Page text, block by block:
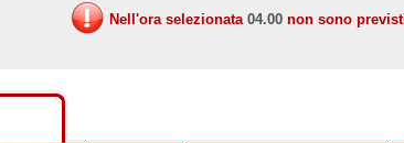
Nell'ora selezionata 04.00 non sono